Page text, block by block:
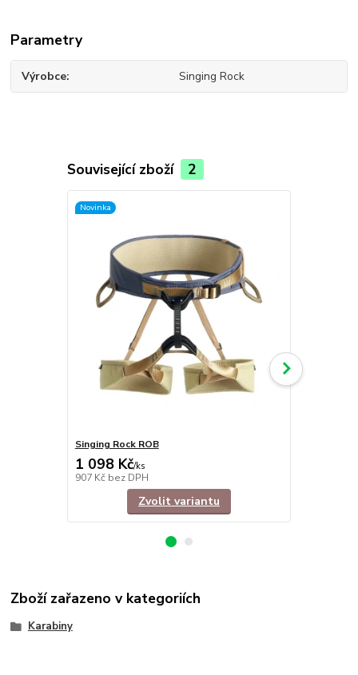
Parametry
Výrobce Singing Rock
Související zboží 2
Novinka
Singing Rock ROB
1 098 Kč/ks
907 Kč bez DPH
Zvolit variantu
Zboží zařazeno v kategoriích
Karabiny